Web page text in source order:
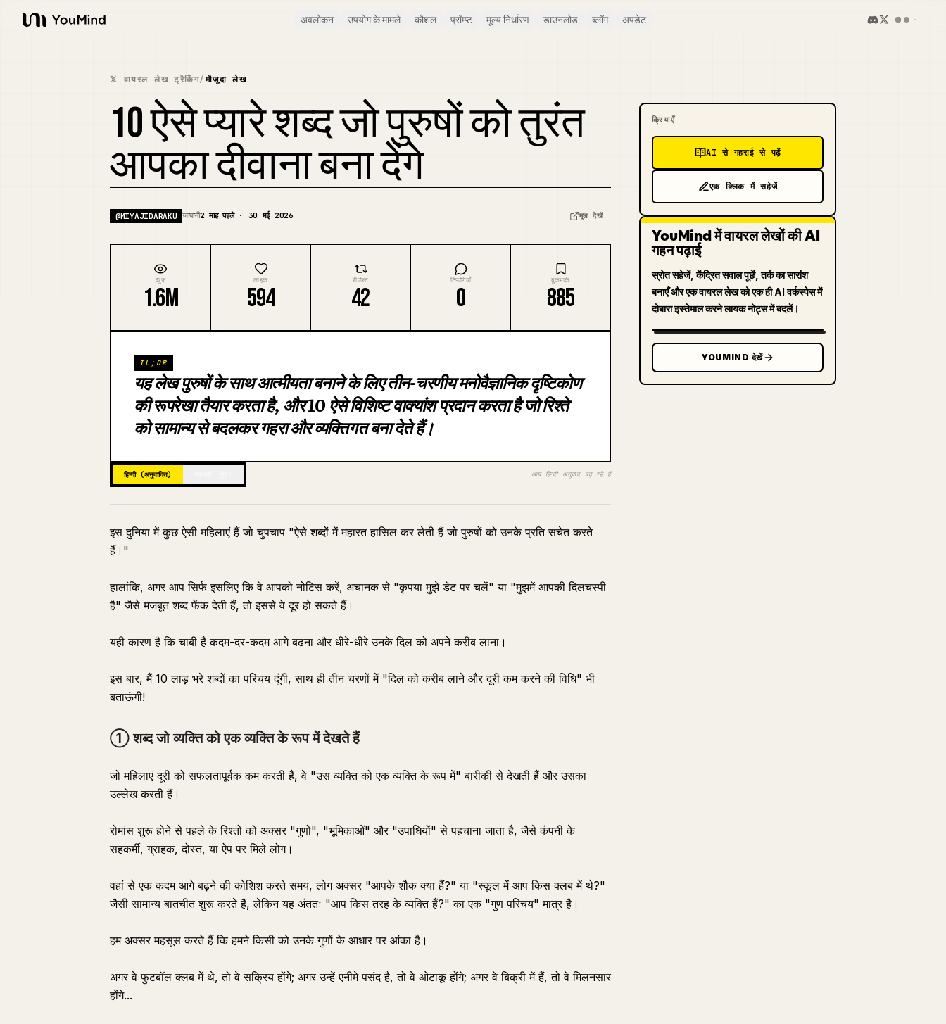
YouMind
अवलोकन उपयोग के मामले कौशल प्रॉम्प्ट मूल्य निर्धारण डाउनलोड ब्लॉग अपडेट
𝕏 वायरल लेख ट्रैकिंग/मौजूदा लेख
10 ऐसे प्यारे शब्द जो पुरुषों को तुरंत
आपका दीवाना बना देंगे
@MIYAJIDARAKU जापानी2 माह पहले · 30 मई 2026 मूल देखें
व्यूज़
1.6M
लाइक
594
रीपोस्ट
42
टिप्पणियाँ
0
बुकमार्क
885
TL;DR
यह लेख पुरुषों के साथ आत्मीयता बनाने के लिए तीन-चरणीय मनोवैज्ञानिक दृष्टिकोण
की रूपरेखा तैयार करता है, और 10 ऐसे विशिष्ट वाक्यांश प्रदान करता है जो रिश्ते
को सामान्य से बदलकर गहरा और व्यक्तिगत बना देते हैं।
हिन्दी (अनुवादित) आप हिन्दी अनुवाद पढ़ रहे हैं
इस दुनिया में कुछ ऐसी महिलाएं हैं जो चुपचाप "ऐसे शब्दों में महारत हासिल कर लेती हैं जो पुरुषों को उनके प्रति सचेत करते
हैं।"
हालांकि, अगर आप सिर्फ इसलिए कि वे आपको नोटिस करें, अचानक से "कृपया मुझे डेट पर चलें" या "मुझमें आपकी दिलचस्पी
है" जैसे मजबूत शब्द फेंक देती हैं, तो इससे वे दूर हो सकते हैं।
यही कारण है कि चाबी है कदम-दर-कदम आगे बढ़ना और धीरे-धीरे उनके दिल को अपने करीब लाना।
इस बार, मैं 10 लाड़ भरे शब्दों का परिचय दूंगी, साथ ही तीन चरणों में "दिल को करीब लाने और दूरी कम करने की विधि" भी
बताऊंगी!
① शब्द जो व्यक्ति को एक व्यक्ति के रूप में देखते हैं
जो महिलाएं दूरी को सफलतापूर्वक कम करती हैं, वे "उस व्यक्ति को एक व्यक्ति के रूप में" बारीकी से देखती हैं और उसका
उल्लेख करती हैं।
रोमांस शुरू होने से पहले के रिश्तों को अक्सर "गुणों", "भूमिकाओं" और "उपाधियों" से पहचाना जाता है, जैसे कंपनी के
सहकर्मी, ग्राहक, दोस्त, या ऐप पर मिले लोग।
वहां से एक कदम आगे बढ़ने की कोशिश करते समय, लोग अक्सर "आपके शौक क्या हैं?" या "स्कूल में आप किस क्लब में थे?"
जैसी सामान्य बातचीत शुरू करते हैं, लेकिन यह अंततः "आप किस तरह के व्यक्ति हैं?" का एक "गुण परिचय" मात्र है।
हम अक्सर महसूस करते हैं कि हमने किसी को उनके गुणों के आधार पर आंका है।
अगर वे फुटबॉल क्लब में थे, तो वे सक्रिय होंगे; अगर उन्हें एनीमे पसंद है, तो वे ओटाकू होंगे; अगर वे बिक्री में हैं, तो वे मिलनसार
होंगे...
क्रियाएँ
AI से गहराई से पढ़ें
एक क्लिक में सहेजें
YouMind में वायरल लेखों की AI
गहन पढ़ाई
स्रोत सहेजें, केंद्रित सवाल पूछें, तर्क का सारांश
बनाएँ और एक वायरल लेख को एक ही AI वर्कस्पेस में
दोबारा इस्तेमाल करने लायक नोट्स में बदलें।
YOUMIND देखें